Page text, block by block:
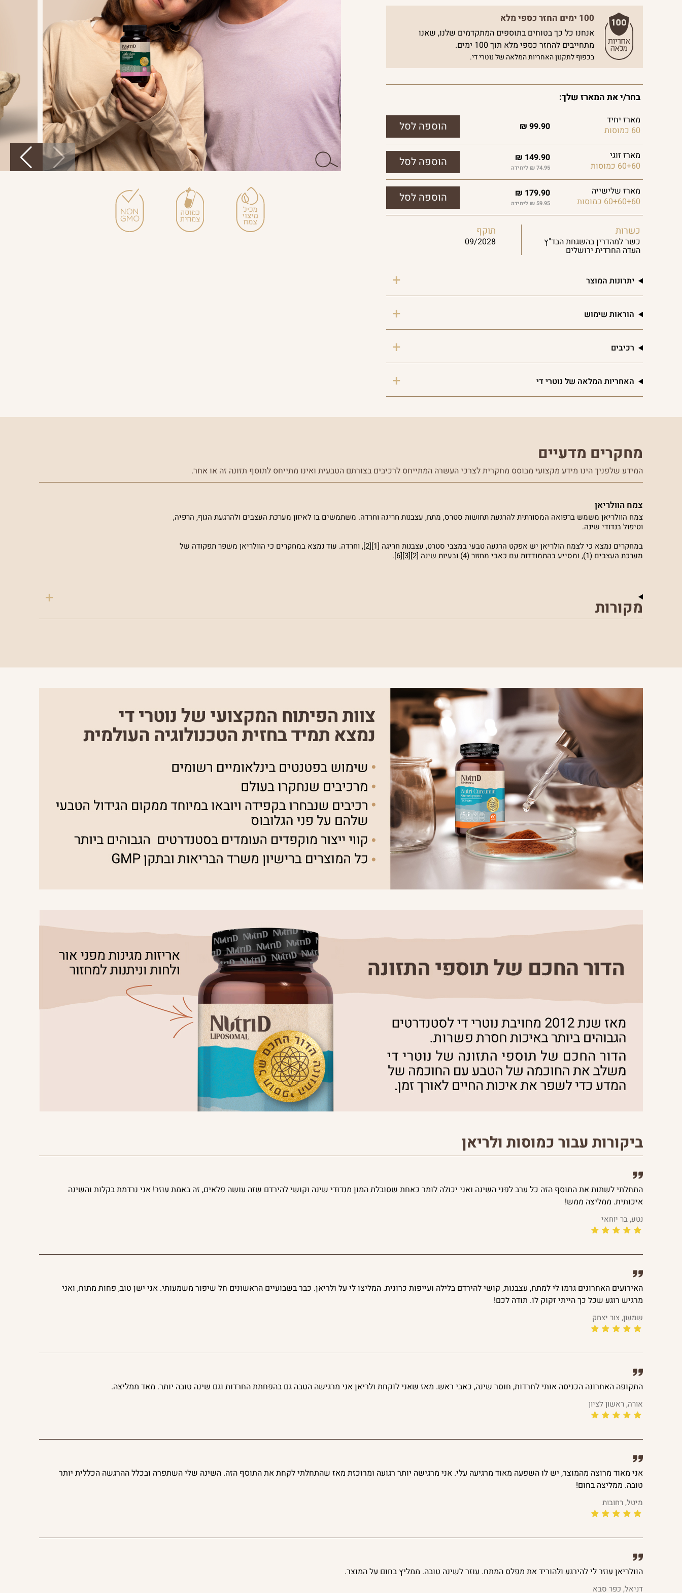
100 ימים החזר כספי מלא
אנחנו כל כך בטוחים בתוספים המתקדמים שלנו, שאנו
מתחייבים להחזר כספי מלא תוך 100 ימים.
בכפוף לתקנון האחריות המלאה של נוטרי די.
בחר/י את המארז שלך:
מארז יחיד
60 כמוסות
99.90
₪
מארז זוגי
60+60 כמוסות
149.90
₪
74.95 ₪ ליחידה
מארז שלישייה
60+60+60 כמוסות
179.90
₪
59.95 ₪ ליחידה
כשרות
כשר למהדרין בהשגחת הבד"ץ
העדה החרדית ירושלים
תוקף
09/2028
יתרונות המוצר
הוראות שימוש
רכיבים
האחריות המלאה של נוטרי די
מחקרים מדעיים
המידע שלפניך הינו מידע מקצועי מבוסס מחקרית לצרכי העשרה המתייחס לרכיבים בצורתם הטבעית ואינו מתייחס לתוסף תזונה זה או אחר.
צמח הוולריאן
צמח הוולריאן משמש ברפואה המסורתית להרגעת תחושות סטרס, מתח, עצבנות חריגה וחרדה. משתמשים בו לאיזון מערכת העצבים ולהרגעת הגוף, הרפיה,
וטיפול בנדודי שינה.
במחקרים נמצא כי לצמח הולריאן יש אפקט הרגעה טבעי במצבי סטרט, עצבנות חריגה [1][2], וחרדה. עוד נמצא במחקרים כי הוולריאן משפר תפקודה של
מערכת העצבים (1), ומסייע בהתמודדות עם כאבי מחזור (4) ובעיות שינה [2][3][6].
מקורות
ביקורות עבור כמוסות ולריאן
התחלתי לשתות את התוסף הזה כל ערב לפני השינה ואני יכולה לומר כאחת שסובלת המון מנדודי שינה וקושי להירדם שזה עושה פלאים, זה באמת עוזר! אני נרדמת בקלות והשינה
איכותית. ממליצה ממש!
נטע, בר יוחאי
האירועים האחרונים גרמו לי למתח, עצבנות, קושי להירדם בלילה ועייפות כרונית. המליצו לי על ולריאן. כבר בשבועיים הראשונים חל שיפור משמעותי. אני ישן טוב, פחות מתוח, ואני
מרגיש רוגע שכל כך הייתי זקוק לו. תודה לכם!
שמעון, צור יצחק
התקופה האחרונה הכניסה אותי לחרדות, חוסר שינה, כאבי ראש. מאז שאני לוקחת ולריאן אני מרגישה הטבה גם בהפחתת החרדות וגם שינה טובה יותר. מאד ממליצה.
אורה, ראשון לציון
אני מאוד מרוצה מהמוצר, יש לו השפעה מאוד מרגיעה עלי. אני מרגישה יותר רגועה ומרוכזת מאז שהתחלתי לקחת את התוסף הזה. השינה שלי השתפרה ובכלל ההרגשה הכללית יותר
טובה. ממליצה בחום!
מיטל, רחובות
הוולריאן עוזר לי להירגע ולהוריד את מפלס המתח. עוזר לשינה טובה. ממליץ בחום על המוצר.
דניאל, כפר סבא